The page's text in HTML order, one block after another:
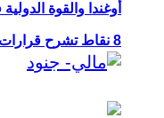
8 نقاط تشرح قرارات قمة كمبالا بشأن “بعثة أوصوم” في الصومال؟
أوغندا والقوة